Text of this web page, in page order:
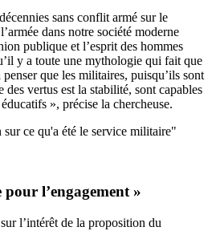
sans conflit armé sur le
dans notre société moderne
publique et l’esprit des hommes
y a toute une mythologie qui fait que
que les militaires, puisqu’ils sont
vertus est la stabilité, sont capables
», précise la chercheuse.
ce qu'a été le service militaire"
l’engagement »
l’intérêt de la proposition du